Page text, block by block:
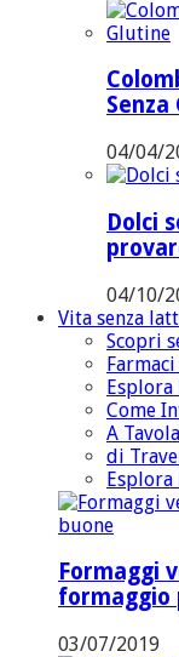
04/04/
Dolci
04/10/
Vita senza
Scopri
Esplora
Come
A
di
Formaggi
formaggio
03/07/2019